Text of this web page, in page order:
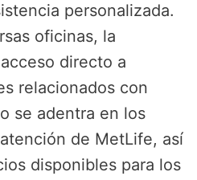
personalizada.
oficinas, la
directo a
relacionados con
se adentra en los
de MetLife, así
disponibles para los